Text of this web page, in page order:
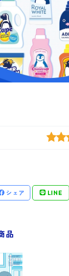
シェア LINE
品